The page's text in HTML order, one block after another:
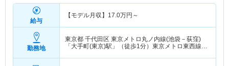
給与
【モデル月収】 17.0万円～
勤務地
東京都 千代田区 東京メトロ丸ノ内線(池袋－荻窪)
「大手町(東京)駅」（徒歩1分）東京メトロ東西線